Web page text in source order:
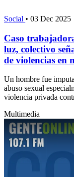
Social • 03 Dec 2025
Caso
luz, colectivo
de violencias en
Un hombre fue
abuso sexual
violencia privada
Multimedia